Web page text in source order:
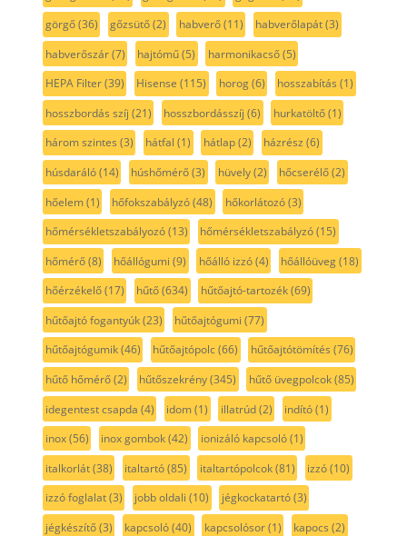
görgő(36) gőzsütő(2) habverő(11) habverőlapát(3)
habverőszár(7) hajtómű(5) harmonikacső(5)
HEPA Filter(39) Hisense (115) horog(6) hosszabítás (1)
hosszbordás szíj (21) hosszbordásszíj (6) hurkatöltő(1)
három szintes (3) hátfal (1) hátlap(2) házrész (6)
húsdaráló(14) húshőmérő(3) hüvely(2) hőcserélő(2)
hőelem(1) hőfokszabályzó(48) hőkorlátozó(3)
hőmérsékletszabályozó(13) hőmérsékletszabályzó(15)
hőmérő(8) hőállógumi (9) hőálló izzó(4) hőállóüveg(18)
hőérzékelő(17) hűtő(634) hűtőajtó-tartozék(69)
hűtőajtó fogantyúk(23) hűtőajtógumi (77)
hűtőajtógumik(46) hűtőajtópolc(66) hűtőajtótömítés (76)
hűtő hőmérő(2) hűtőszekrény(345) hűtő üvegpolcok(85)
idegentest csapda (4) idom(1) illatrúd(2) indító(1)
inox(56) inox gombok(42) ionizáló kapcsoló(1)
italkorlát(38) italtartó(85) italtartópolcok(81) izzó(10)
izzó foglalat(3) jobb oldali (10) jégkockatartó(3)
jégkészítő(3) kapcsoló(40) kapcsolósor(1) kapocs (2)